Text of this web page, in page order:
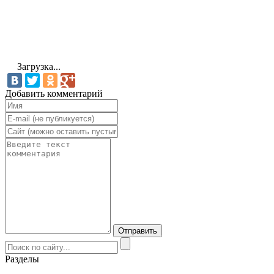
Загрузка...
Добавить комментарий
Разделы